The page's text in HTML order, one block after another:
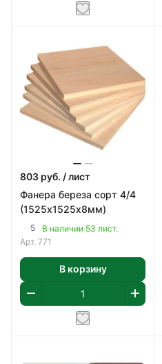
803 руб. / лист
Фанера береза сорт 4/4
(1525х1525х8мм)
5
В наличии 53 лист.
Арт. 771
В корзину